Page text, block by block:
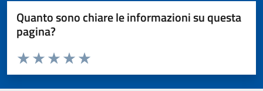
Quanto sono chiare le informazioni su questa
pagina?
Valuta da 1 a 5 stelle la pagina
Valuta 5 stelle su 5
Valuta 4 stelle su 5
Valuta 3 stelle su 5
Valuta 2 stelle su 5
Valuta 1 stelle su 5